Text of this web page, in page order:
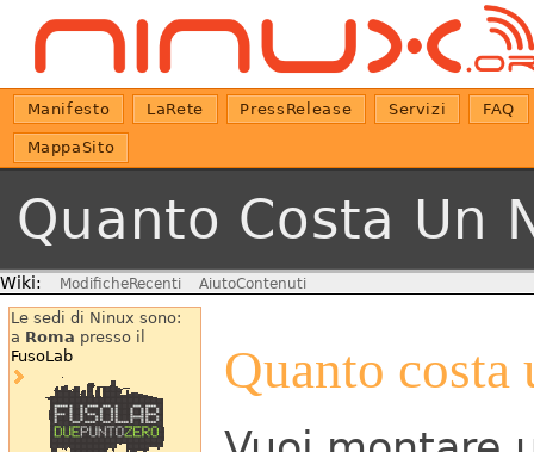
Manifesto LaRete PressRelease Servizi FAQ
MappaSito
Quanto Costa Un
Wiki: ModificheRecenti AiutoContenuti
Le sedi di Ninux sono:
a Roma presso il
FusoLab
Quanto costa